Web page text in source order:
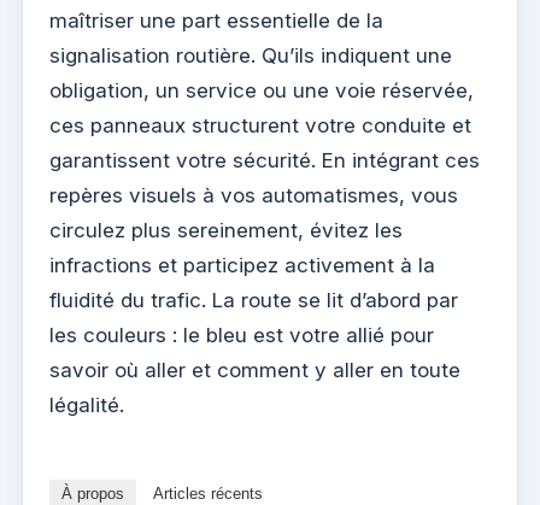
maîtriser une part essentielle de la
signalisation routière. Qu’ils indiquent une
obligation, un service ou une voie réservée,
ces panneaux structurent votre conduite et
garantissent votre sécurité. En intégrant ces
repères visuels à vos automatismes, vous
circulez plus sereinement, évitez les
infractions et participez activement à la
fluidité du trafic. La route se lit d’abord par
les couleurs : le bleu est votre allié pour
savoir où aller et comment y aller en toute
légalité.
À propos Articles récents